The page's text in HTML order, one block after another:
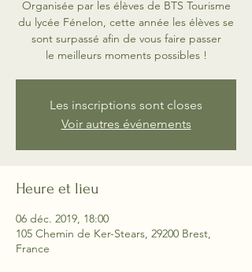
Organisée par les élèves de BTS Tourisme
du lycée Fénelon, cette année les élèves se
sont surpassé afin de vous faire passer
le meilleurs moments possibles !
Les inscriptions sont closes
Voir autres événements
Heure et lieu
06 déc. 2019, 18:00
105 Chemin de Ker-Stears, 29200 Brest,
France